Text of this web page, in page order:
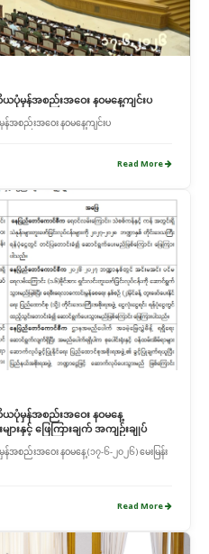
န်အစည်းအဝေး နဝမနေ့ကျင်းပ
းအဝေး နဝမနေ့ကျင်းပ
Read More
န်အစည်းအဝေး နဝမနေ့
မေးခွန်းများနှင့် ဖြေကြားချက် အကျဉ်းချုပ်
း နဝမနေ့ (၁၇-၆-၂၀၂၆) မေးမြန်း
Read More